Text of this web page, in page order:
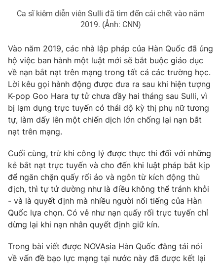
Ca sĩ kiêm diễn viên Sulli đã tìm đến cái chết vào năm
2019. (Ảnh: CNN)
Vào năm 2019, các nhà lập pháp của Hàn Quốc đã ủng
hộ việc ban hành một luật mới sẽ bắt buộc giáo dục
về nạn bắt nạt trên mạng trong tất cả các trường học.
Lời kêu gọi hành động được đưa ra sau khi hiện tượng
K-pop Goo Hara tự tử chưa đầy hai tháng sau Sulli, vì
bị lạm dụng trực tuyến có thái độ kỳ thị phụ nữ tương
tự, làm dấy lên một chiến dịch lớn chống lại nạn bắt
nạt trên mạng.
Cuối cùng, trừ khi công lý được thực thi đối với những
kẻ bắt nạt trực tuyến và cho đến khi luật pháp bắt kịp
để ngăn chặn quấy rối ảo và ngôn từ kích động thù
địch, thì tự tử dường như là điều không thể tránh khỏi
- và là quyết định mà nhiều người nổi tiếng của Hàn
Quốc lựa chọn. Có vẻ như nạn quấy rối trực tuyến chỉ
dừng lại khi nạn nhân quyết định giữ kín.
Trong bài viết được NOVAsia Hàn Quốc đăng tải nói
về vấn đề bạo lực mạng tại nước này đã được kết lại